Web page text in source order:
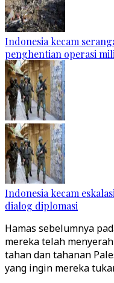
Indonesia kecam
penghentian operasi
Indonesia kecam
dialog diplomasi
Hamas sebelumnya
mereka telah
tahan dan tahanan
yang ingin mereka